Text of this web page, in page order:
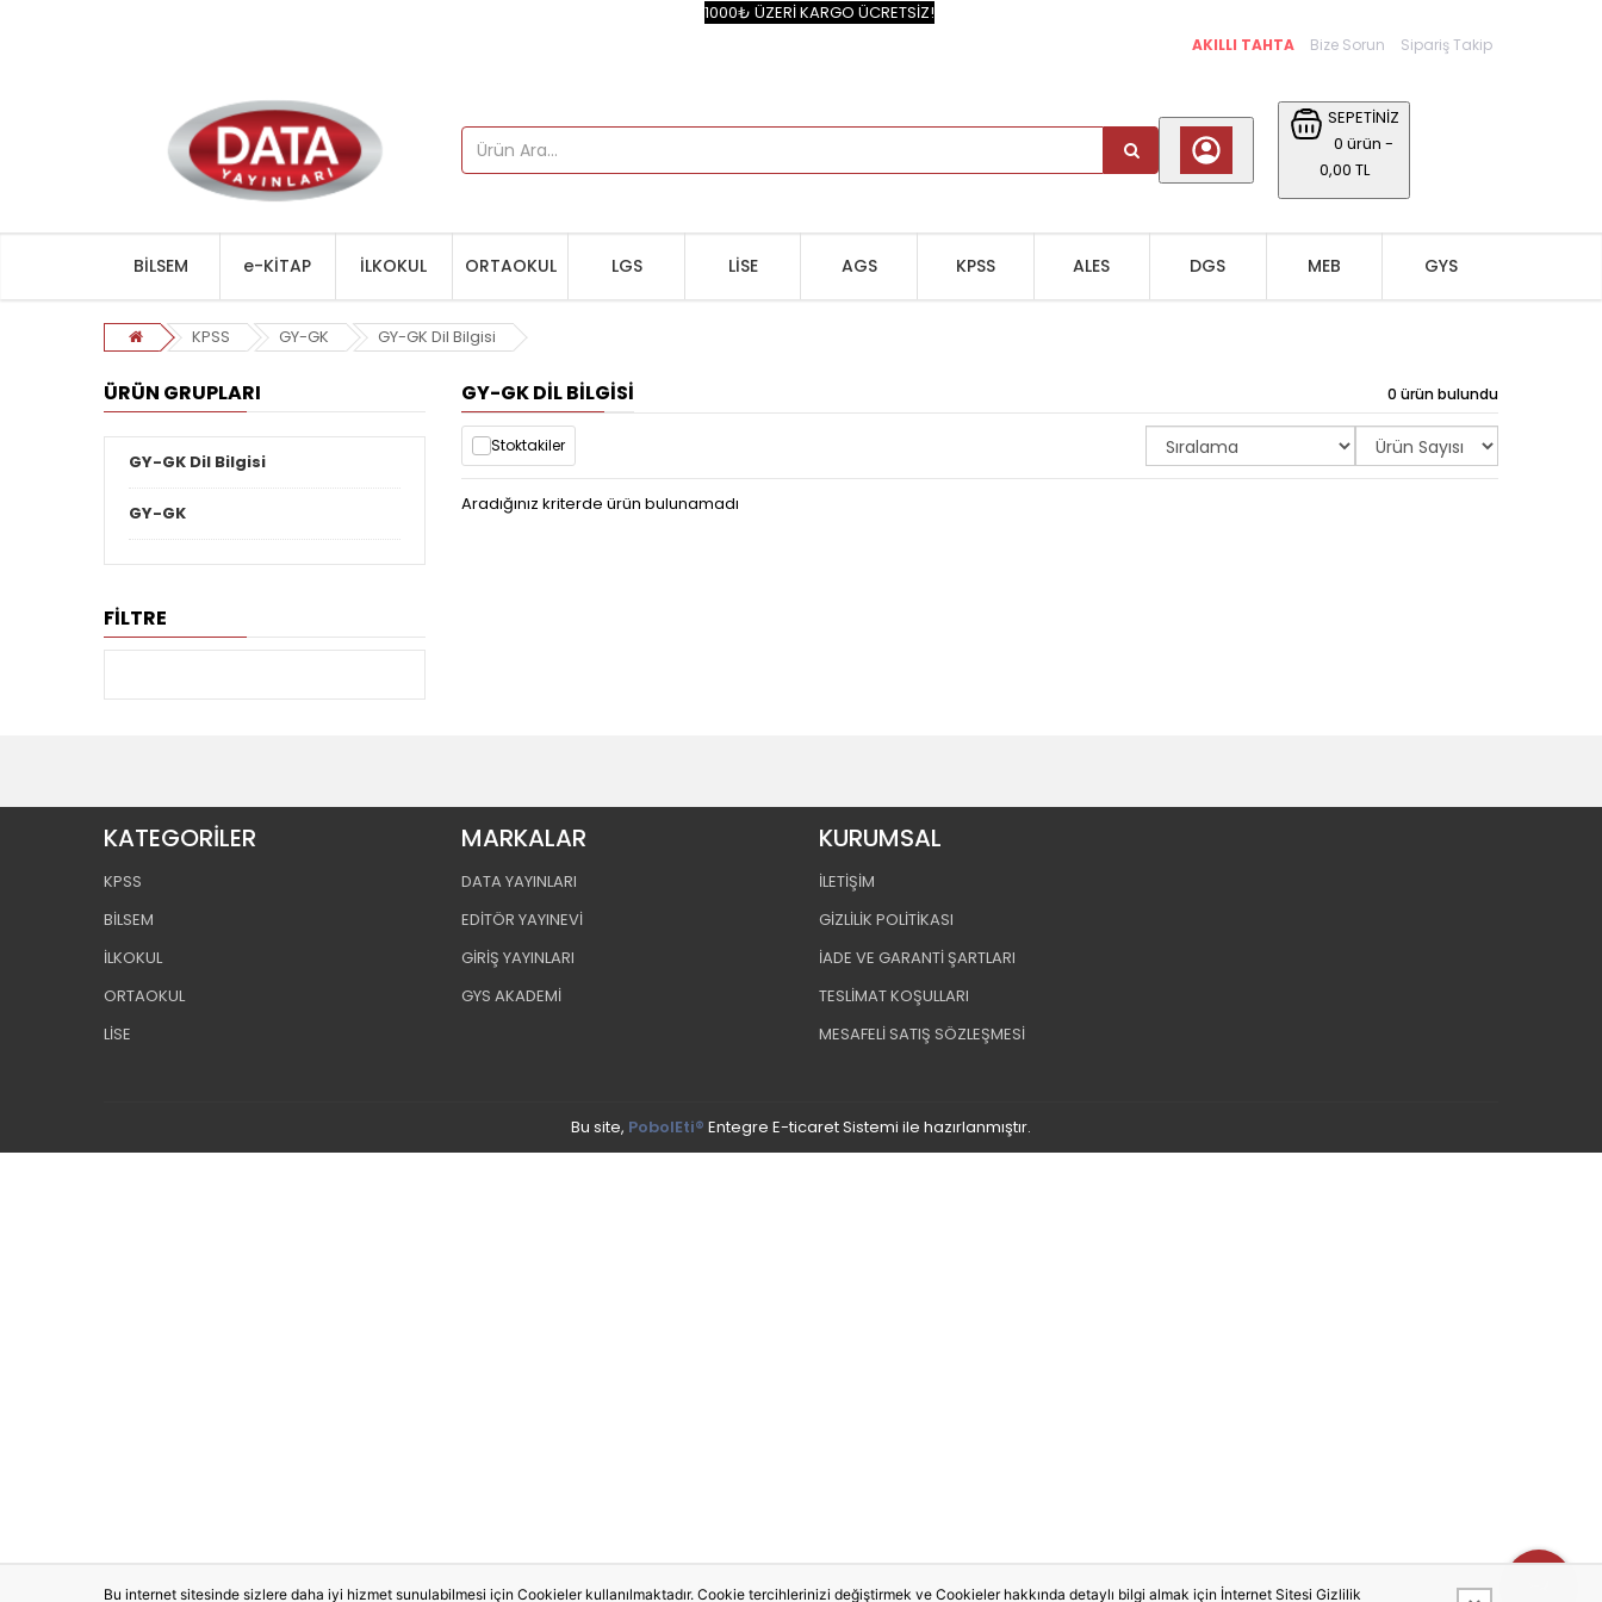
1000₺ ÜZERİ KARGO ÜCRETSİZ!
AKILLI TAHTA Bize Sorun Sipariş Takip
SEPETİNİZ
0 ürün -
0,00 TL
BİLSEM e-KİTAP İLKOKUL ORTAOKUL LGS LİSE AGS KPSS ALES DGS MEB GYS
KPSS GY-GK GY-GK Dil Bilgisi
ÜRÜN GRUPLARI
GY-GK Dil Bilgisi
GY-GK
FİLTRE
GY-GK DIL BILGISI 0 ürün bulundu
Stoktakiler
Aradığınız kriterde ürün bulunamadı
KATEGORİLER
KPSS
BİLSEM
İLKOKUL
ORTAOKUL
LİSE
MARKALAR
DATA YAYINLARI
EDİTÖR YAYINEVİ
GİRİŞ YAYINLARI
GYS AKADEMİ
KURUMSAL
İLETİŞİM
GİZLİLİK POLİTİKASI
İADE VE GARANTİ ŞARTLARI
TESLİMAT KOŞULLARI
MESAFELİ SATIŞ SÖZLEŞMESİ
Bu site, PobolEti® Entegre E-ticaret Sistemi ile hazırlanmıştır.
Bu internet sitesinde sizlere daha iyi hizmet sunulabilmesi için Cookieler kullanılmaktadır. Cookie tercihlerinizi değiştirmek ve Cookieler hakkında detaylı bilgi almak için İnternet Sitesi Gizlilik